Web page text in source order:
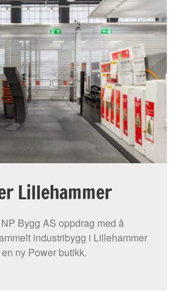
Lillehammer
Bygg AS oppdrag med å
industribygg i Lillehammer
ny Power butikk.